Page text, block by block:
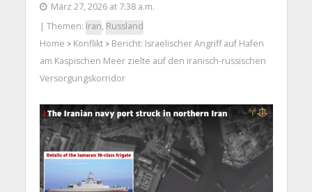
März 27, 2026 at 7:38 a.m.
| Themen: Iran, Russland
Home > Konflikt> Bericht: Israelischer Angriff auf Hafen
am Kaspischen Meer zielte auf den iranisch-russischen
Versorgungskorridor